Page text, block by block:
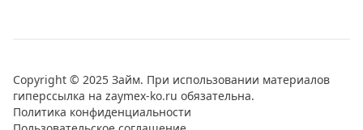
Copyright © 2025 Займ. При использовании материалов
гиперссылка на zaymex-ko.ru обязательна.
Политика конфиденциальности